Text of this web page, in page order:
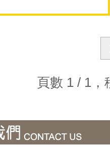
頁數 1 / 1，